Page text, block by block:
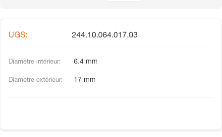
244.10.064.017.03
6.4 mm
17 mm